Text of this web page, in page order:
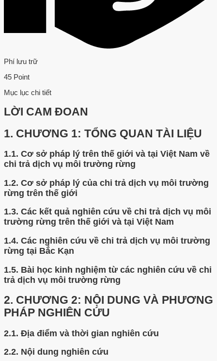
Phí lưu trữ
45 Point
Mục lục chi tiết
LỜI CAM ĐOAN
1. CHƯƠNG 1: TỔNG QUAN TÀI LIỆU
1.1. Cơ sở pháp lý trên thế giới và tại Việt Nam về
chi trả dịch vụ môi trường rừng
1.2. Cơ sở pháp lý của chi trả dịch vụ môi trường
rừng trên thế giới
1.3. Các kết quả nghiên cứu về chi trả dịch vụ môi
trường rừng trên thế giới và tại Việt Nam
1.4. Các nghiên cứu về chi trả dịch vụ môi trường
rừng tại Bắc Kạn
1.5. Bài học kinh nghiệm từ các nghiên cứu về chi
trả dịch vụ môi trường rừng
2. CHƯƠNG 2: NỘI DUNG VÀ PHƯƠNG
PHÁP NGHIÊN CỨU
2.1. Địa điểm và thời gian nghiên cứu
2.2. Nội dung nghiên cứu